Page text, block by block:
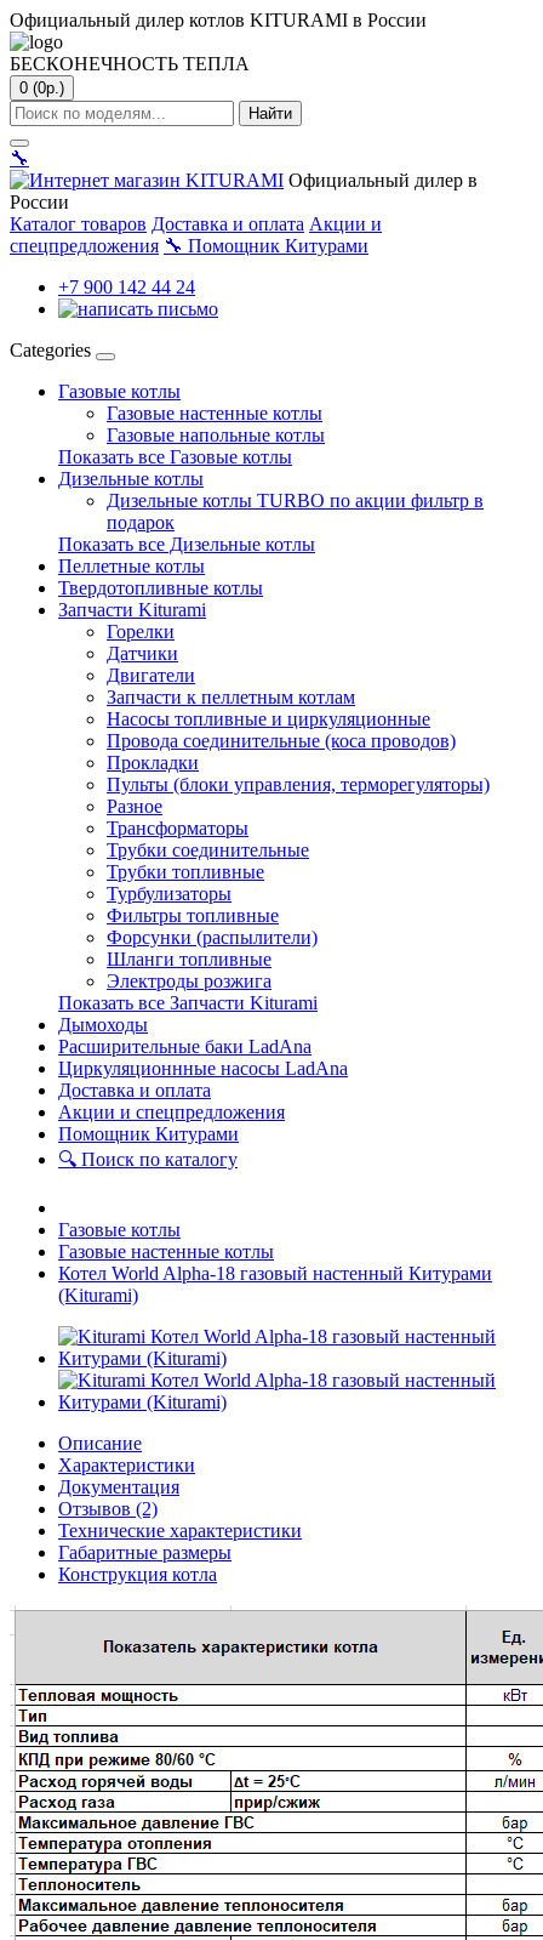
Официальный дилер котлов KITURAMI в России
БЕСКОНЕЧНОСТЬ ТЕПЛА
0 (0р.)
Найти
🔧
Официальный дилер в
России
Каталог товаров Доставка и оплата Акции и
спецпредложения 🔧 Помощник Китурами
+7 900 142 44 24
Categories
Газовые котлы
Газовые настенные котлы
Газовые напольные котлы
Показать все Газовые котлы
Дизельные котлы
Дизельные котлы TURBO по акции фильтр в
подарок
Показать все Дизельные котлы
Пеллетные котлы
Твердотопливные котлы
Запчасти Kiturami
Горелки
Датчики
Двигатели
Запчасти к пеллетным котлам
Насосы топливные и циркуляционные
Провода соединительные (коса проводов)
Прокладки
Пульты (блоки управления, терморегуляторы)
Разное
Трансформаторы
Трубки соединительные
Трубки топливные
Турбулизаторы
Фильтры топливные
Форсунки (распылители)
Шланги топливные
Электроды розжига
Показать все Запчасти Kiturami
Дымоходы
Расширительные баки LadAna
Циркуляционнные насосы LadAna
Доставка и оплата
Акции и спецпредложения
Помощник Китурами
🔍 Поиск по каталогу
Газовые котлы
Газовые настенные котлы
Котел World Alpha-18 газовый настенный Китурами
(Kiturami)
Описание
Характеристики
Документация
Отзывов (2)
Технические характеристики
Габаритные размеры
Конструкция котла